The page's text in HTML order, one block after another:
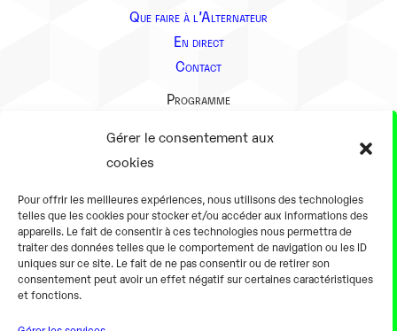
Gérer le consentement aux
cookies
Pour offrir les meilleures expériences, nous utilisons des technologies
telles que les cookies pour stocker et/ou accéder aux informations des
appareils. Le fait de consentir à ces technologies nous permettra de
traiter des données telles que le comportement de navigation ou les ID
uniques sur ce site. Le fait de ne pas consentir ou de retirer son
consentement peut avoir un effet négatif sur certaines caractéristiques
et fonctions.
Que faire à l’Alternateur
En direct
Contact
Programme
Présentation
En pratique
Tarifs et horaires
Salles
Équipements numériques